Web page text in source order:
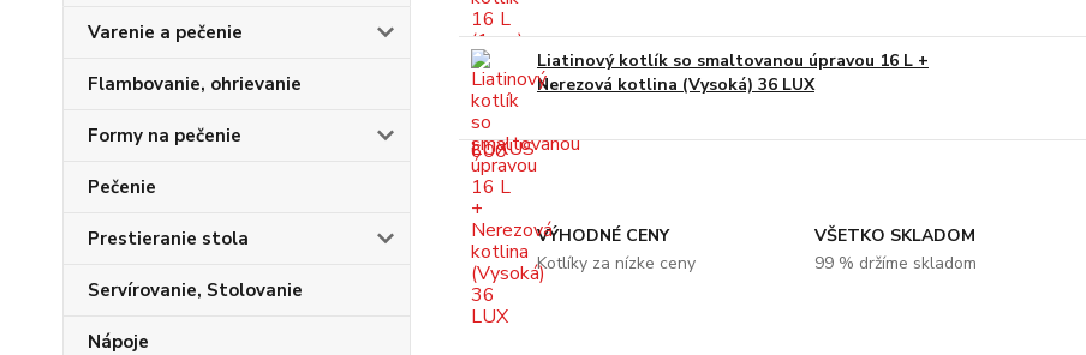
Varenie a pečenie
Flambovanie, ohrievanie
Formy na pečenie
Pečenie
Prestieranie stola
Servírovanie, Stolovanie
Nápoje
Liatinový kotlík so smaltovanou úpravou 16 L +
Nerezová kotlina (Vysoká) 36 LUX
VÝHODNÉ CENY
Kotlíky za nízke ceny
VŠETKO SKLADOM
99 % držíme skladom